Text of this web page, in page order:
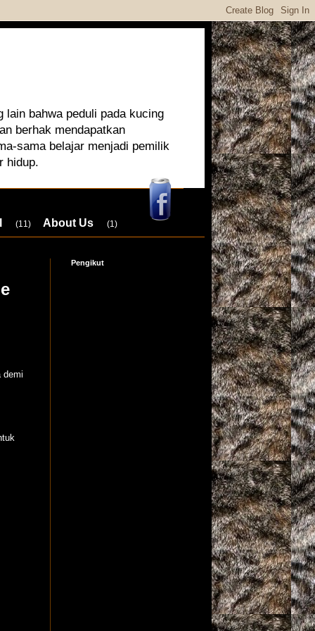
lain bahwa peduli pada kucing
berhak mendapatkan
sama belajar menjadi pemilik
hidup.
(11) About Us (1)
demi
Pengikut